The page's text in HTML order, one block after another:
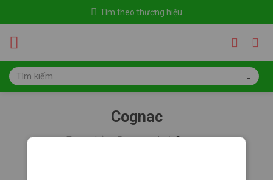
Tìm theo thương hiệu
Tìm
kiếm:
Cognac
Trang chủ / Rượu mạnh / Cognac